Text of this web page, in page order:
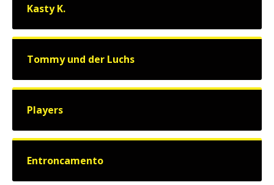
Kasty K.
Tommy und der Luchs
Players
Entroncamento